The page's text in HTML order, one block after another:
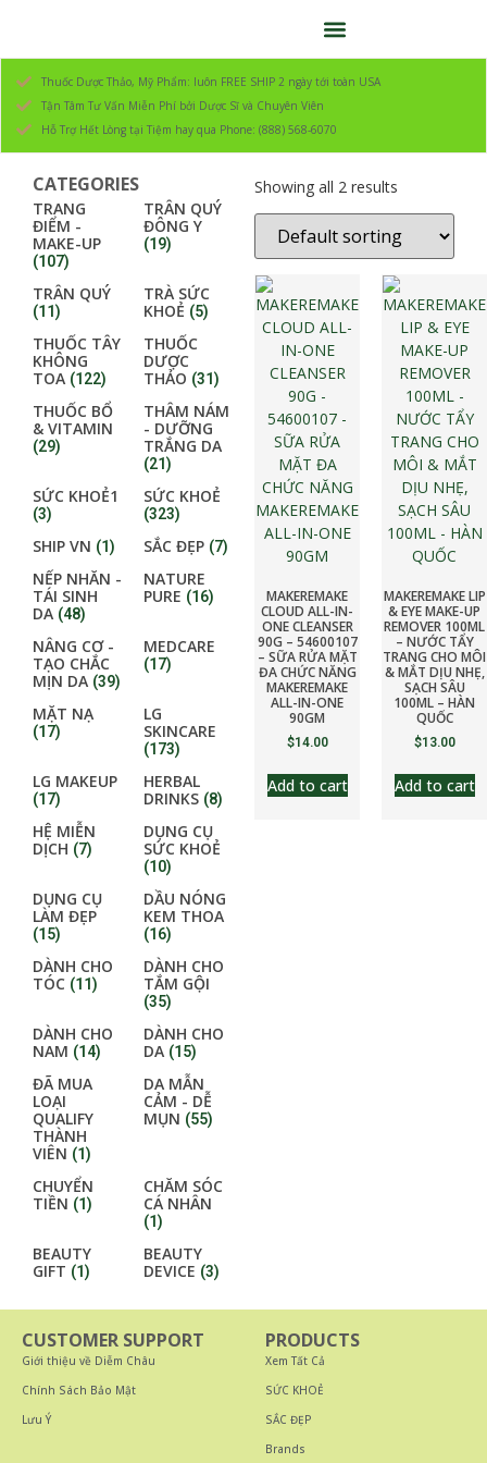
Thuốc Dược Thảo, Mỹ Phẩm: luôn FREE SHIP 2 ngày tới toàn USA
Tận Tâm Tư Vấn Miễn Phí bởi Dược Sĩ và Chuyên Viên
Hỗ Trợ Hết Lòng tại Tiệm hay qua Phone: (888) 568-6070
CATEGORIES
TRANG
ĐIỂM -
MAKE-UP
(107)
TRÂN QUÝ
ĐÔNG Y
(19)
TRÂN QUÝ
(11)
TRÀ SỨC
KHOẺ (5)
THUỐC TÂY
KHÔNG
TOA (122)
THUỐC
DƯỢC
THẢO (31)
THUỐC BỔ
& VITAMIN
(29)
THÂM NÁM
- DƯỠNG
TRẮNG DA
(21)
SỨC KHOẺ1
(3)
SỨC KHOẺ
(323)
SHIP VN (1) SẮC ĐẸP (7)
NẾP NHĂN -
TÁI SINH
DA (48)
NATURE
PURE (16)
NÂNG CƠ -
TẠO CHẮC
MỊN DA (39)
MEDCARE
(17)
MẶT NẠ
(17)
LG
SKINCARE
(173)
LG MAKEUP
(17)
HERBAL
DRINKS (8)
HỆ MIỄN
DỊCH (7)
DỤNG CỤ
SỨC KHOẺ
(10)
DỤNG CỤ
LÀM ĐẸP
(15)
DẦU NÓNG
KEM THOA
(16)
DÀNH CHO
TÓC (11)
DÀNH CHO
TẮM GỘI
(35)
DÀNH CHO
NAM (14)
DÀNH CHO
DA (15)
ĐÃ MUA
LOẠI
QUALIFY
THÀNH
VIÊN (1)
DA MẪN
CẢM - DỄ
MỤN (55)
CHUYỂN
TIỀN (1)
CHĂM SÓC
CÁ NHÂN
(1)
BEAUTY
GIFT (1)
BEAUTY
DEVICE (3)
Showing all 2 results
MAKEREMAKE
CLOUD ALL-IN-
ONE CLEANSER
90G – 54600107
– SỮA RỬA MẶT
ĐA CHỨC NĂNG
MAKEREMAKE
ALL-IN-ONE
90GM
$14.00
Add to cart
MAKEREMAKE LIP
& EYE MAKE-UP
REMOVER 100ML
– NƯỚC TẨY
TRANG CHO MÔI
& MẮT DỊU NHẸ,
SẠCH SÂU
100ML – HÀN
QUỐC
$13.00
Add to cart
CUSTOMER SUPPORT
Giới thiệu về Diễm Châu
Chính Sách Bảo Mật
Lưu Ý
PRODUCTS
Xem Tất Cả
SỨC KHOẺ
SẮC ĐẸP
Brands